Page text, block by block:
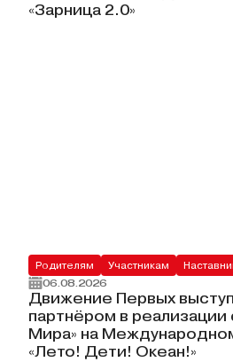
«Зарница 2.0»
Родителям Участникам
06.08.2026
Движение Первых
партнёром в реализации
Мира» на
«Лето! Дети! Океан!»